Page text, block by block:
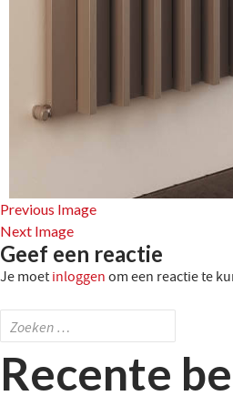
Previous Image
Next Image
Geef een reactie
Je moet inloggen om een reactie te
Zoeken
naar:
Recente